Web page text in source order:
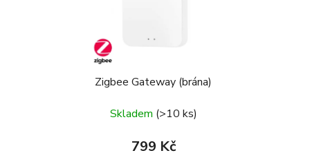
Zigbee Gateway (brána)
Skladem (>10 ks)
799 Kč